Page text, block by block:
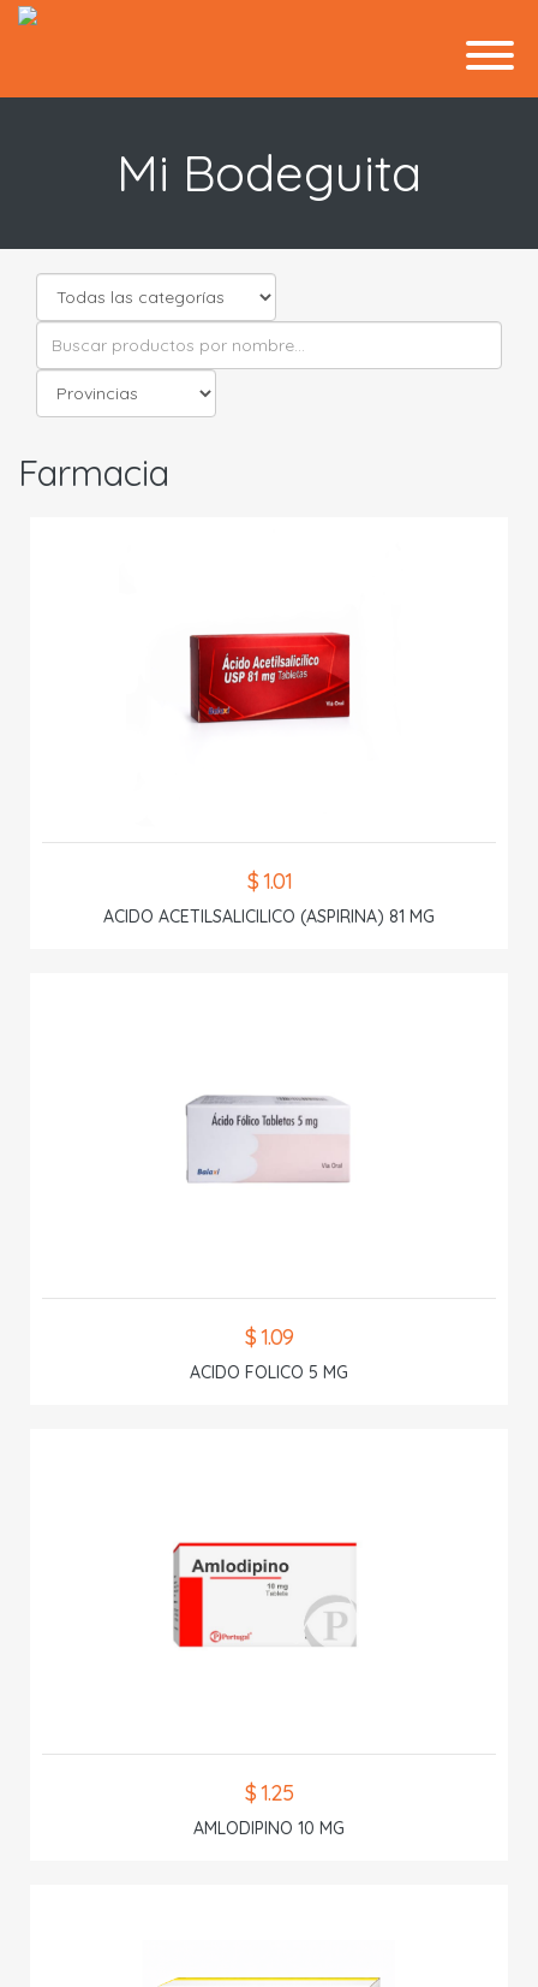
Mi Bodeguita
Farmacia
$ 1.01
ACIDO ACETILSALICILICO (ASPIRINA) 81 MG
$ 1.09
ACIDO FOLICO 5 MG
$ 1.25
AMLODIPINO 10 MG